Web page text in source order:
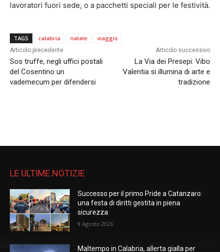
lavoratori fuori sede, o a pacchetti speciali per le festività.
TAGS calabria natale viaggio
Articolo precedente
Sos truffe, negli uffici postali
del Cosentino un
vademecum per difendersi
Articolo successivo
La Via dei Presepi: Vibo
Valentia si illumina di arte e
tradizione
LE ULTIME NOTIZIE
Successo per il primo Pride a Catanzaro:
una festa di diritti gestita in piena
sicurezza
9 Agosto 2026
Maltempo in Calabria, allerta gialla per